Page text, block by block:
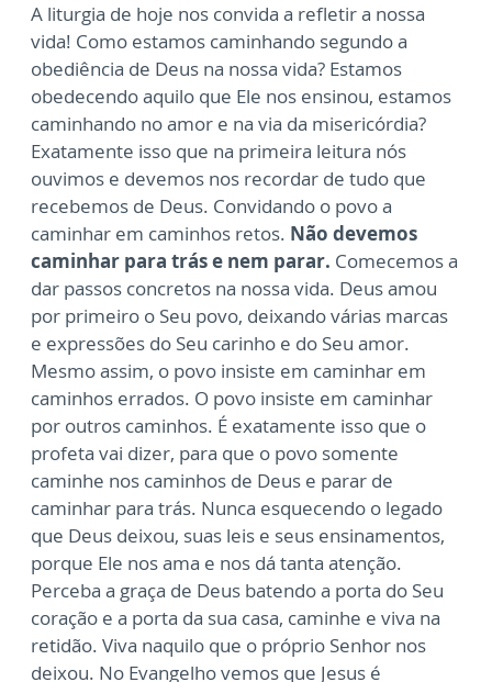
A liturgia de hoje nos convida a refletir a nossa
vida! Como estamos caminhando segundo a
obediência de Deus na nossa vida? Estamos
obedecendo aquilo que Ele nos ensinou, estamos
caminhando no amor e na via da misericórdia?
Exatamente isso que na primeira leitura nós
ouvimos e devemos nos recordar de tudo que
recebemos de Deus. Convidando o povo a
caminhar em caminhos retos. Não devemos
caminhar para trás e nem parar. Comecemos a
dar passos concretos na nossa vida. Deus amou
por primeiro o Seu povo, deixando várias marcas
e expressões do Seu carinho e do Seu amor.
Mesmo assim, o povo insiste em caminhar em
caminhos errados. O povo insiste em caminhar
por outros caminhos. É exatamente isso que o
profeta vai dizer, para que o povo somente
caminhe nos caminhos de Deus e parar de
caminhar para trás. Nunca esquecendo o legado
que Deus deixou, suas leis e seus ensinamentos,
porque Ele nos ama e nos dá tanta atenção.
Perceba a graça de Deus batendo a porta do Seu
coração e a porta da sua casa, caminhe e viva na
retidão. Viva naquilo que o próprio Senhor nos
deixou. No Evangelho vemos que Jesus é